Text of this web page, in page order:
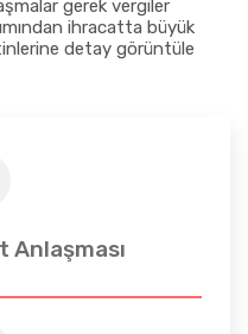
gerek vergiler
ihracatta büyük
detay görüntüle